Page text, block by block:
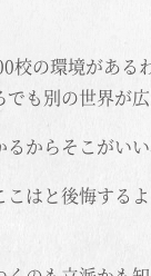
校の環境がある
も別の世界が広
からそこがい
はと後悔する